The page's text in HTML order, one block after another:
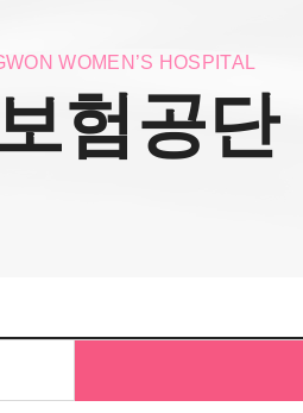
WOMEN’S HOSPITAL
험공단